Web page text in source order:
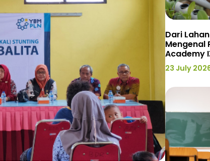
Dari
Mengenal
Academy
23 July